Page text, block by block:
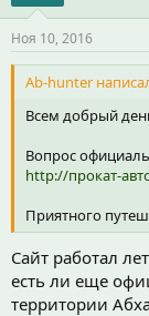
и
Ноя 10, 2016
Ab-hunter
Всем добрый
Вопрос
http://прокат-
Приятного
Сайт работал
есть ли еще
территории